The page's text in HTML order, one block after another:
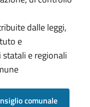
dalle leggi,
e
e regionali
comunale